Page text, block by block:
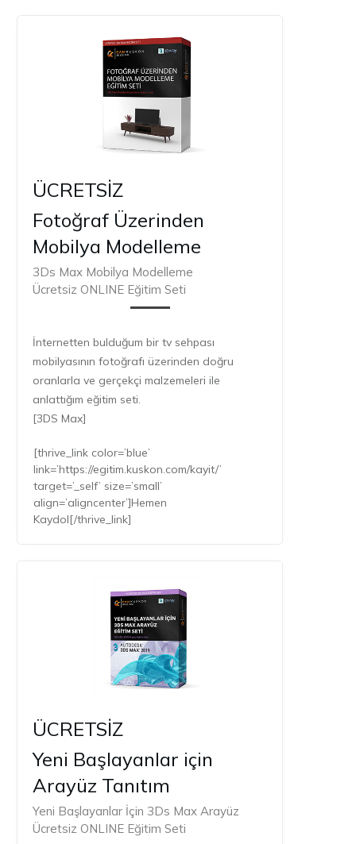
ÜCRETSİZ
Fotoğraf Üzerinden
Mobilya Modelleme
3Ds Max Mobilya Modelleme
Ücretsiz ONLINE Eğitim Seti
İnternetten bulduğum bir tv sehpası
mobilyasının fotoğrafı üzerinden doğru
oranlarla ve gerçekçi malzemeleri ile
anlattığım eğitim seti.
[3DS Max]
[thrive_link color=’blue’
link=’https://egitim.kuskon.com/kayit/’
target=’_self’ size=’small’
align=’aligncenter’]Hemen
Kaydol[/thrive_link]
ÜCRETSİZ
Yeni Başlayanlar için
Arayüz Tanıtım
Yeni Başlayanlar İçin 3Ds Max Arayüz
Ücretsiz ONLINE Eğitim Seti